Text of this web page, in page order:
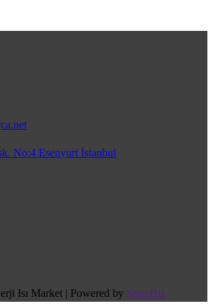
No:4 Esenyurt İstanbul
Isı Market | Powered by StoreBiz